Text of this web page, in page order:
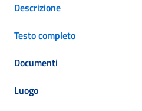
Descrizione
Testo completo
Documenti
Luogo